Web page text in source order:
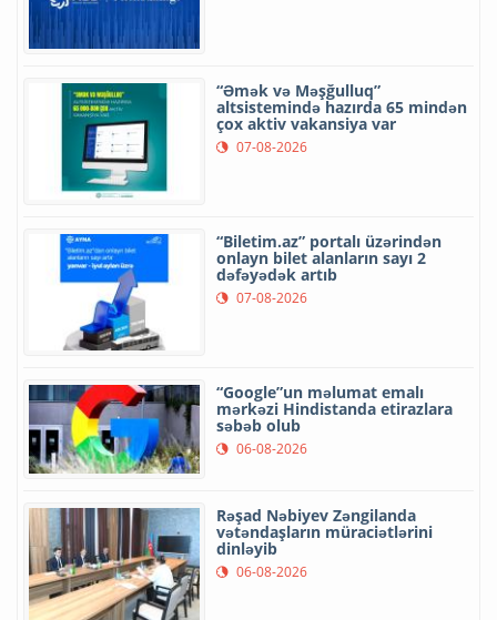
“Əmək və Məşğulluq”
altsistemində hazırda 65 mindən
çox aktiv vakansiya var
07-08-2026
“Biletim.az” portalı üzərindən
onlayn bilet alanların sayı 2
dəfəyədək artıb
07-08-2026
“Google”un məlumat emalı
mərkəzi Hindistanda etirazlara
səbəb olub
06-08-2026
Rəşad Nəbiyev Zəngilanda
vətəndaşların müraciətlərini
dinləyib
06-08-2026